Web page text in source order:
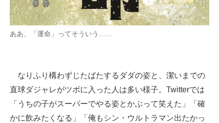
ああ、「運命」ってそういう……
なりふり構わずじたばたするダダの姿と、潔いまでの
直球ダジャレがツボに入った人は多い様子。Twitterでは
「うちの子がスーパーでやる姿とかぶって笑えた」「確
かに飲みたくなる」「俺もシン・ウルトラマン出たかっ